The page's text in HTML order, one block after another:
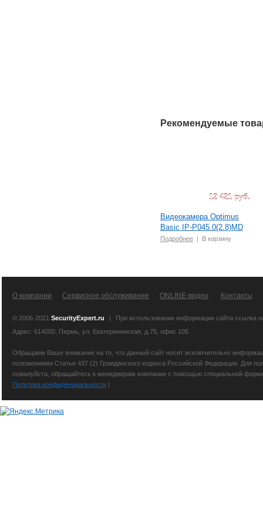
Рекомендуемые
12 421 руб.
Видеокамера Optimus
Basic IP-P045.0(2.8)MD
Подробнее | В корзину
О компании Сервисное обслуживание ONLINE-видео Контакты
© 2006-2021 SecurityExpert.ru |
При использовании информации сайта ссылка
Адрес: 614000, Пермь, ул. Екатерининская, д.75, офис 105
Обращаем Ваше внимание на то, что данный сайт носит исключительно
положениями Статьи 437 (2) Гражданского кодекса Российской Федерации. Для
пожалуйста, обращайтесь к менеджерам компании с помощью специальной
Политика конфиденциальности |